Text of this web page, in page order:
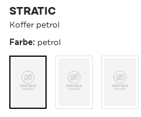
STRATIC
Koffer petrol
Farbe: petrol